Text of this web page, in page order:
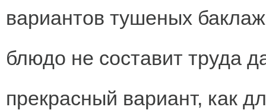
вариантов тушеных
блюдо не составит труда
прекрасный вариант, как